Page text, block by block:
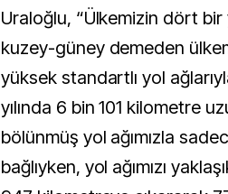
Uraloğlu, “Ülkemizin dört bir
kuzey-güney demeden
yüksek standartlı yol
yılında 6 bin 101 kilometre
bölünmüş yol ağımızla
bağlıyken, yol ağımızı